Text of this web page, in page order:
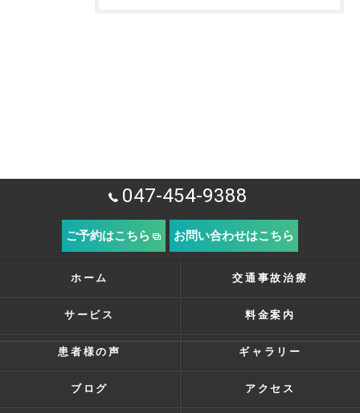
047-454-9388
ご予約はこちら お問い合わせはこちら
ホーム 交通事故治療
サービス 料金案内
患者様の声 ギャラリー
ブログ アクセス